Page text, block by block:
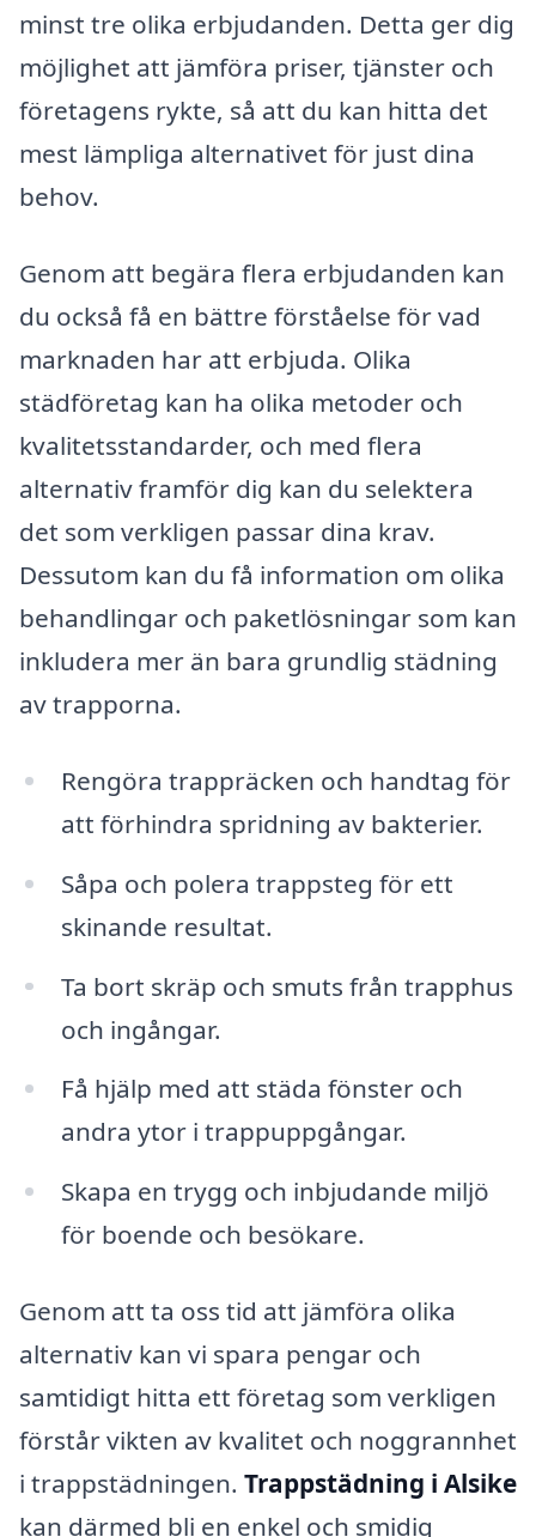
minst tre olika erbjudanden. Detta ger dig
möjlighet att jämföra priser, tjänster och
företagens rykte, så att du kan hitta det
mest lämpliga alternativet för just dina
behov.
Genom att begära flera erbjudanden kan
du också få en bättre förståelse för vad
marknaden har att erbjuda. Olika
städföretag kan ha olika metoder och
kvalitetsstandarder, och med flera
alternativ framför dig kan du selektera
det som verkligen passar dina krav.
Dessutom kan du få information om olika
behandlingar och paketlösningar som kan
inkludera mer än bara grundlig städning
av trapporna.
Rengöra trappräcken och handtag för
att förhindra spridning av bakterier.
Såpa och polera trappsteg för ett
skinande resultat.
Ta bort skräp och smuts från trapphus
och ingångar.
Få hjälp med att städa fönster och
andra ytor i trappuppgångar.
Skapa en trygg och inbjudande miljö
för boende och besökare.
Genom att ta oss tid att jämföra olika
alternativ kan vi spara pengar och
samtidigt hitta ett företag som verkligen
förstår vikten av kvalitet och noggrannhet
i trappstädningen. Trappstädning i Alsike
kan därmed bli en enkel och smidig